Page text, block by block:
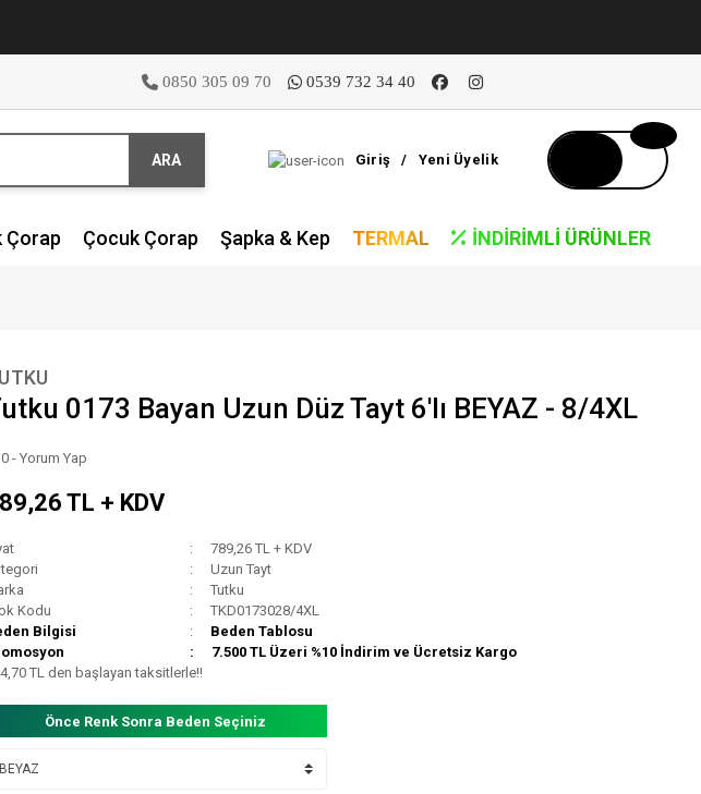
0850 305 09 70 0539 732 34 40
ARA Giriş / Yeni Üyelik
Çorap Çocuk Çorap Şapka & Kep TERMAL İNDIRIMLI ÜRÜNLER
0173 Bayan Uzun Düz Tayt 6'lı BEYAZ - 8/4XL
0 - Yorum Yap
TL + KDV
789,26 TL + KDV
Uzun Tayt
Tutku
Kodu
TKD0173028/4XL
Bilgisi
Beden Tablosu
7.500 TL Üzeri %10 İndirim ve Ücretsiz Kargo
TL den başlayan taksitlerle!!
Önce Renk Sonra Beden Seçiniz